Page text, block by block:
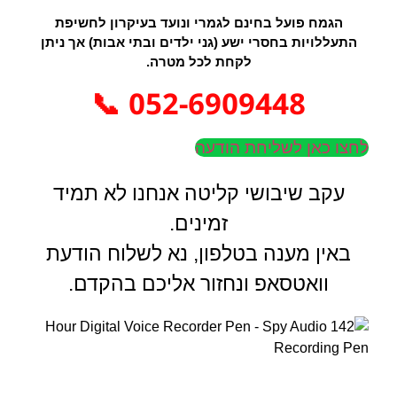
הגמח פועל בחינם לגמרי ונועד בעיקרון לחשיפת
התעללויות בחסרי ישע (גני ילדים ובתי אבות) אך ניתן
לקחת לכל מטרה.
052-6909448 📞
לחצו כאן לשליחת הודעה
עקב שיבושי קליטה אנחנו לא תמיד
זמינים.
באין מענה בטלפון, נא לשלוח הודעת
וואטסאפ ונחזור אליכם בהקדם.